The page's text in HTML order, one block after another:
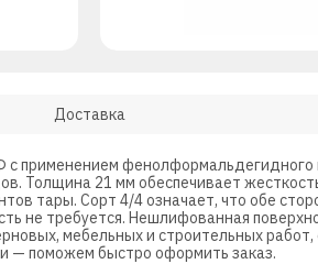
Доставка
фенолформальдегидного
Толщина 21 мм обеспечивает
тары. Сорт 4/4 означает, что обе
не требуется. Нешлифованная
мебельных и строительных
— поможем быстро оформить заказ.